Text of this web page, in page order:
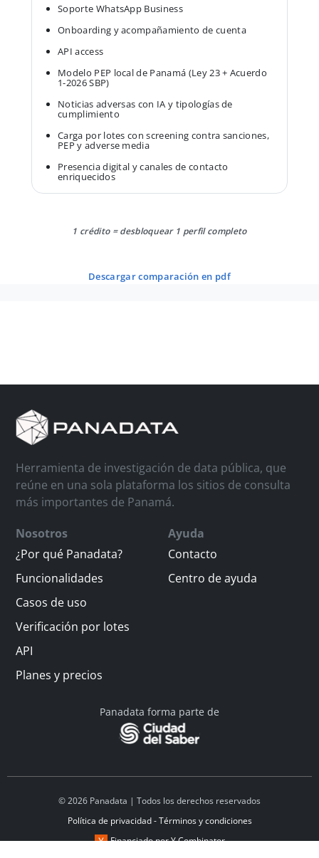
Soporte WhatsApp Business
Onboarding y acompañamiento de cuenta
API access
Modelo PEP local de Panamá (Ley 23 + Acuerdo
1-2026 SBP)
Noticias adversas con IA y tipologías de
cumplimiento
Carga por lotes con screening contra sanciones,
PEP y adverse media
Presencia digital y canales de contacto
enriquecidos
1 crédito = desbloquear 1 perfil completo
descargar comparación en pdf
Herramienta de investigación de data pública, que
reúne en una sola plataforma los sitios de consulta
más importantes de Panamá.
Nosotros
¿Por qué Panadata?
Funcionalidades
Casos de uso
Verificación por lotes
API
Planes y precios
Ayuda
Contacto
Centro de ayuda
Panadata forma parte de
© 2026 Panadata | Todos los derechos reservados
Política de privacidad - Términos y condiciones
Financiado por Y Combinator